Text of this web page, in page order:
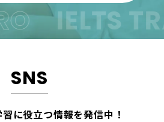
IELTS
SNS
に役立つ情報を発信中！